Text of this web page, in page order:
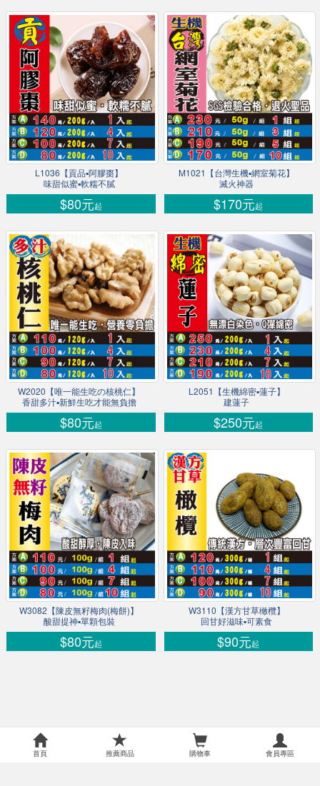
L1036【貢品▪阿膠棗】
味甜似蜜▪軟糯不膩
$80元起
M1021【台灣生機▪網室菊花】
滅火神器
$170元起
W2020【唯一能生吃の核桃仁】
香甜多汁▪新鮮生吃才能無負擔
$80元起
L2051【生機綿密▪蓮子】
建蓮子
$250元起
W3082【陳皮無籽梅肉(梅餅)】
酸甜提神▪單顆包裝
$80元起
W3110【漢方甘草橄欖】
回甘好滋味▪可素食
$90元起
首頁 推薦商品 購物車 會員專區